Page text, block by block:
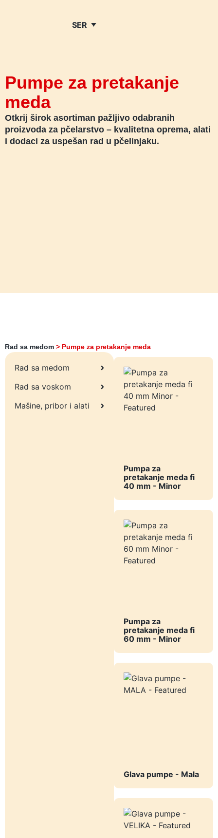
SER
Pumpe za pretakanje
meda
Otkrij širok asortiman pažljivo odabranih
proizvoda za pčelarstvo – kvalitetna oprema, alati
i dodaci za uspešan rad u pčelinjaku.
Rad sa medom > Pumpe za pretakanje meda
Rad sa medom
Rad sa voskom
Mašine, pribor i alati
Pumpa za
pretakanje meda fi
40 mm - Minor
Pumpa za
pretakanje meda fi
60 mm - Minor
Glava pumpe - Mala